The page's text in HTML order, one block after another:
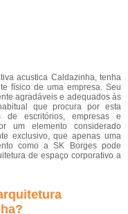
acustica Caldazinha, tenha
físico de uma empresa. Seu
agradáveis e adequados às
que procura por esta
de escritórios, empresas e
um elemento considerado
exclusivo, que apenas uma
como a SK Borges pode
de espaço corporativo a